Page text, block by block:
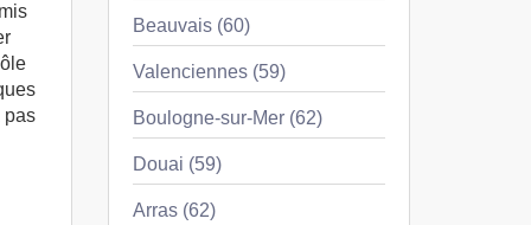
pas
Beauvais (60)
Valenciennes (59)
Boulogne-sur-Mer (62)
Douai (59)
Arras (62)